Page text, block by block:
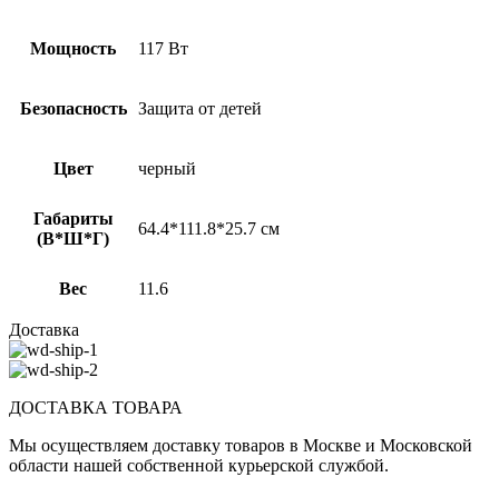
Мощность 117 Вт
Безопасность Защита от детей
Цвет черный
Габариты
(В*Ш*Г)
64.4*111.8*25.7 см
Вес 11.6
Доставка
ДОСТАВКА ТОВАРА
Мы осуществляем доставку товаров в Москве и Московской
области нашей собственной курьерской службой.